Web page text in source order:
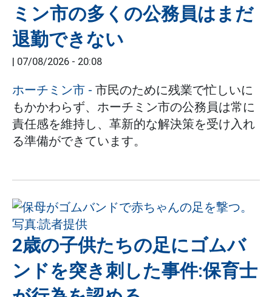
ミン市の多くの公務員はまだ
退勤できない
| 07/08/2026 - 20:08
ホーチミン市 - 市民のために残業で忙しいに
もかかわらず、ホーチミン市の公務員は常に
責任感を維持し、革新的な解決策を受け入れ
る準備ができています。
2歳の子供たちの足にゴムバ
ンドを突き刺した事件:保育士